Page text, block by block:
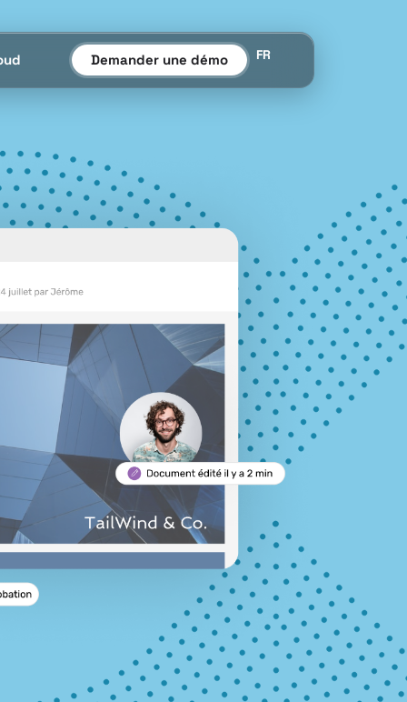
Demander une démo FR